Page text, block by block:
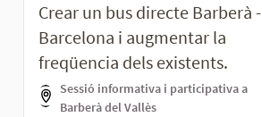
Crear un bus directe Barberà -
Barcelona i augmentar la
freqüencia dels existents.
Sessió informativa i participativa a
Barberà del Vallès